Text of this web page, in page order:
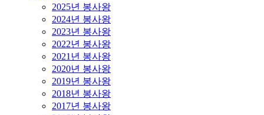
2025년 봉사왕
2024년 봉사왕
2023년 봉사왕
2022년 봉사왕
2021년 봉사왕
2020년 봉사왕
2019년 봉사왕
2018년 봉사왕
2017년 봉사왕